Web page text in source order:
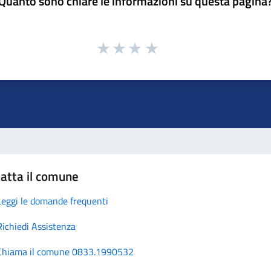
il comune
le domande frequenti
Assistenza
il comune 0833.1990532